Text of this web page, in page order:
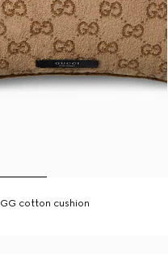
GG cotton cushion